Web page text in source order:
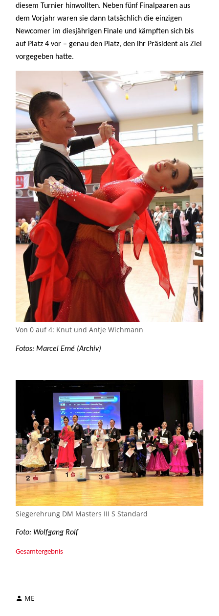
vorgegeben hatte.
Von 0 auf 4: Knut und Antje Wichmann
Fotos: Marcel Erné (Archiv)
Siegerehrung DM Masters III S Standard
Foto: Wolfgang Rolf
Gesamtergebnis
ME